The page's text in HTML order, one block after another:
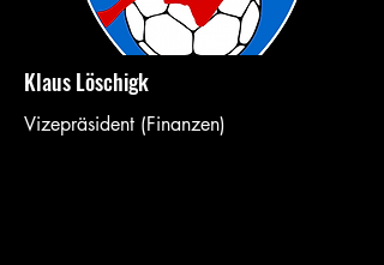
Klaus Löschigk
Vizepräsident (Finanzen)